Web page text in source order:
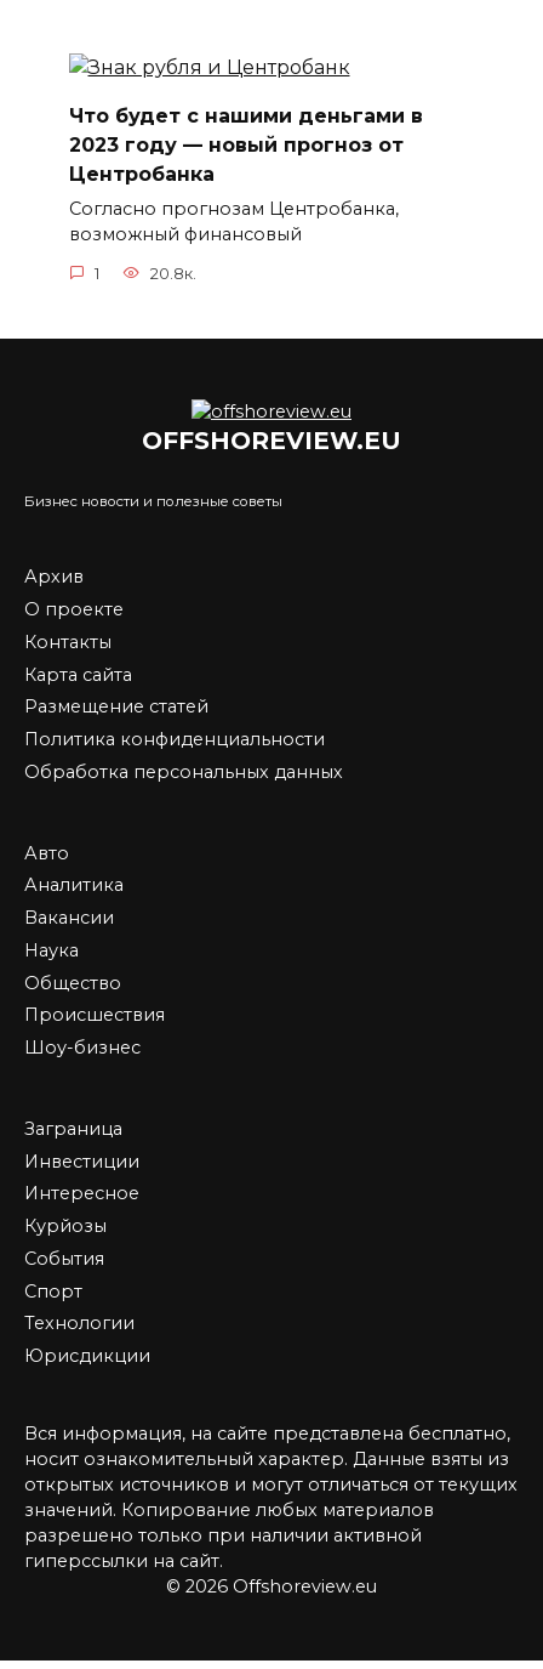
Что будет с нашими деньгами в
2023 году — новый прогноз от
Центробанка
Согласно прогнозам Центробанка,
возможный финансовый
1 20.8к.
OFFSHOREVIEW.EU
Бизнес новости и полезные советы
Архив
О проекте
Контакты
Карта сайта
Размещение статей
Политика конфиденциальности
Обработка персональных данных
Авто
Аналитика
Вакансии
Наука
Общество
Происшествия
Шоу-бизнес
Заграница
Инвестиции
Интересное
Курйозы
События
Спорт
Технологии
Юрисдикции
Вся информация, на сайте представлена бесплатно,
носит ознакомительный характер. Данные взяты из
открытых источников и могут отличаться от текущих
значений. Копирование любых материалов
разрешено только при наличии активной
гиперссылки на сайт.
© 2026 Offshoreview.eu